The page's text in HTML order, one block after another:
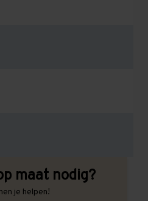
maat nodig?
je helpen!